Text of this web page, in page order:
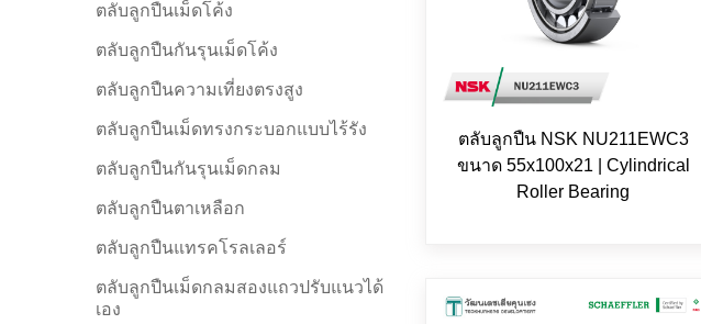
ตลับลูกปืน NSK NU211EWC3
ขนาด 55x100x21 | Cylindrical
Roller Bearing
ตลับลูกปืนเม็ดโค้ง
ตลับลูกปืนกันรุนเม็ดโค้ง
ตลับลูกปืนความเที่ยงตรงสูง
ตลับลูกปืนเม็ดทรงกระบอกแบบไร้รัง
ตลับลูกปืนกันรุนเม็ดกลม
ตลับลูกปืนตาเหลือก
ตลับลูกปืนแทรคโรลเลอร์
ตลับลูกปืนเม็ดกลมสองแถวปรับแนวได้
เอง